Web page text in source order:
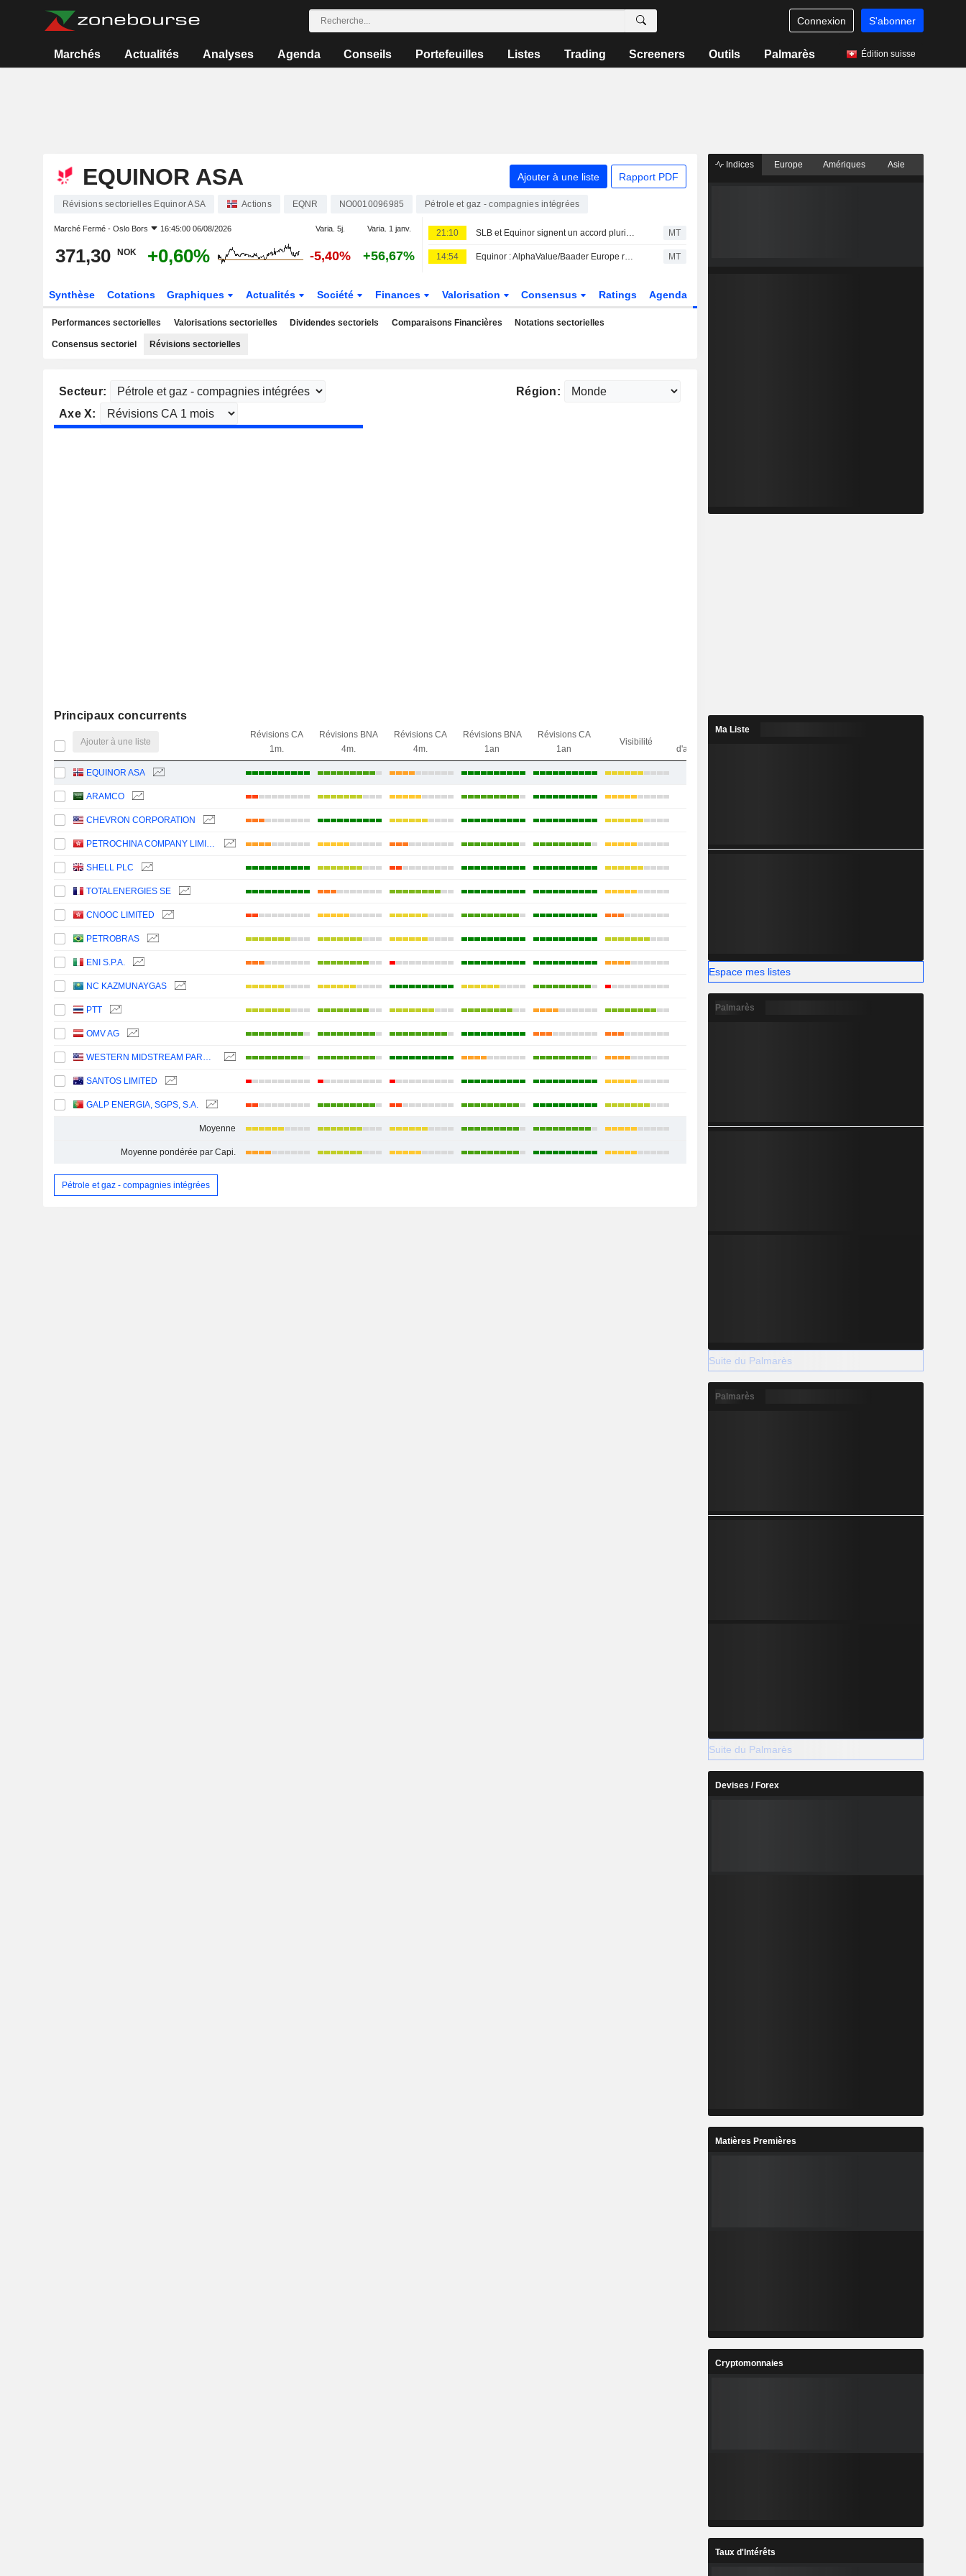
Connexion S'abonner
Marchés Actualités Analyses Agenda Conseils Portefeuilles Listes Trading Screeners Outils Palmarès Édition suisse
EQUINOR ASA Ajouter à une liste Rapport PDF
Révisions sectorielles Equinor ASA Actions EQNR NO0010096985 Pétrole et gaz - compagnies intégrées
Marché Fermé - Oslo Bors 16:45:00 06/08/2026 Varia. 5j. Varia. 1 janv.
371,30 NOK +0,60% -5,40% +56,67%
21:10 SLB et Equinor signent un accord pluriannuel de stimulation de réservoirs sur le plateau continental norvégien MT
14:54 Equinor : AlphaValue/Baader Europe relève sa prévision de croissance de l'EBITDA face à la hausse des matières premières MT
Synthèse Cotations Graphiques Actualités Société Finances Valorisation Consensus Ratings Agenda
Performances sectorielles Valorisations sectorielles Dividendes sectoriels Comparaisons Financières Notations sectorielles
Consensus sectoriel Révisions sectorielles
Secteur:
Région:
Axe X:
Principaux concurrents
Ajouter à une liste
Révisions CA
1m.
Révisions BNA
4m.
Révisions CA
4m.
Révisions BNA
1an
Révisions CA
1an
Visibilité
d'analystes
EQUINOR ASA
ARAMCO
CHEVRON CORPORATION
PETROCHINA COMPANY LIMITED
SHELL PLC
TOTALENERGIES SE
CNOOC LIMITED
PETROBRAS
ENI S.P.A.
NC KAZMUNAYGAS
PTT
OMV AG
WESTERN MIDSTREAM PARTNERS, LP
SANTOS LIMITED
GALP ENERGIA, SGPS, S.A.
Moyenne
Moyenne pondérée par Capi.
Pétrole et gaz - compagnies intégrées
Indices Europe Amériques Asie
Ma Liste
Espace mes listes
Palmarès
Suite du Palmarès
Palmarès
Suite du Palmarès
Devises / Forex
Matières Premières
Cryptomonnaies
Taux d'Intérêts